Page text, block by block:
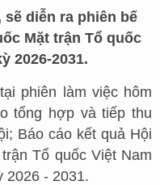
sẽ diễn ra phiên bế
Mặt trận Tổ quốc
2026-2031.
phiên làm việc hôm
tổng hợp và tiếp thu
Báo cáo kết quả Hội
Tổ quốc Việt Nam
2026 - 2031.